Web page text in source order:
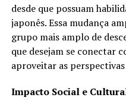
desde que possuam
japonês. Essa mudança
grupo mais amplo de
que desejam se conectar
aproveitar as
Impacto Social e